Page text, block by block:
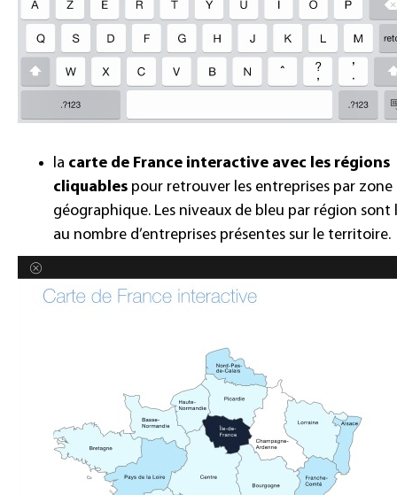
la carte de France interactive avec les régions
cliquables pour retrouver les entreprises par zone
géographique. Les niveaux de bleu par région sont
au nombre d’entreprises présentes sur le territoire.